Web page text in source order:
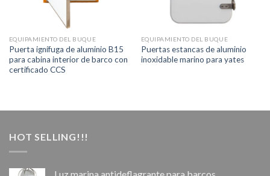
EQUIPAMIENTO DEL BUQUE
Puerta ignífuga de aluminio B15
para cabina interior de barco con
certificado CCS
EQUIPAMIENTO DEL BUQUE
Puertas estancas de aluminio
inoxidable marino para yates
HOT SELLING!!!
Luz marina antideflagrante para barcos